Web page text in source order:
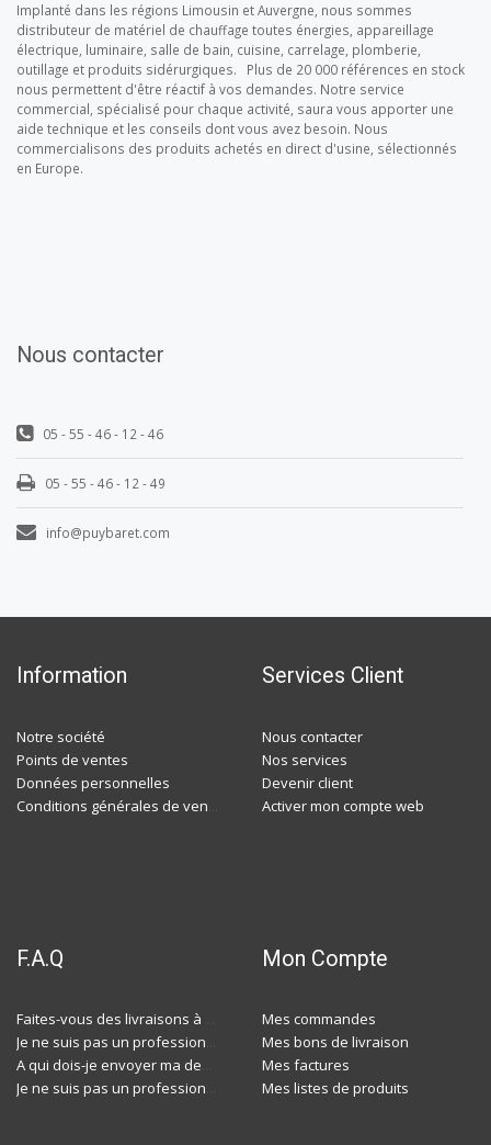
Implanté dans les régions Limousin et Auvergne, nous sommes
distributeur de matériel de chauffage toutes énergies, appareillage
électrique, luminaire, salle de bain, cuisine, carrelage, plomberie,
outillage et produits sidérurgiques. Plus de 20 000 références en stock
nous permettent d'être réactif à vos demandes. Notre service
commercial, spécialisé pour chaque activité, saura vous apporter une
aide technique et les conseils dont vous avez besoin. Nous
commercialisons des produits achetés en direct d'usine, sélectionnés
en Europe.
Nous contacter
05 - 55 - 46 - 12 - 46
05 - 55 - 46 - 12 - 49
info@puybaret.com
Information
Notre société
Points de ventes
Données personnelles
Services Client
Nous contacter
Nos services
Devenir client
Activer mon compte web
F.A.Q Mon Compte
Mes commandes
Mes bons de livraison
Mes factures
Mes listes de produits